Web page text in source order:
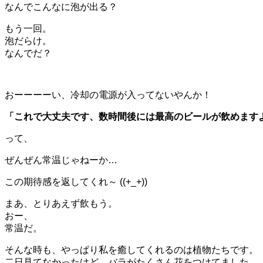
なんでこんなに泡が出る？
もう一回。
泡だらけ。
なんでだ？
おーーーーい、冷却の電源が入ってないやんか！
「これで大丈夫です、数時間後には最高のビールが飲めます
って、
ぜんぜん常温じゃねーか…
この期待感を返してくれ～ ((+_+))
まあ、とりあえず飲もう。
おー、
常温だ。
そんな時も、やっぱり私を癒してくれるのは植物たちです。